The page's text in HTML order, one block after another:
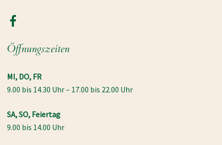
Öffnungszeiten
MI, DO, FR
9.00 bis 14.30 Uhr – 17.00 bis 22.00 Uhr
SA, SO, Feiertag
9.00 bis 14.00 Uhr